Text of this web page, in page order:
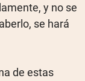
y no se
se hará
de estas